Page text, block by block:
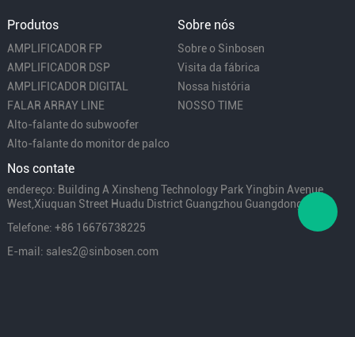
Produtos
AMPLIFICADOR FP
AMPLIFICADOR DSP
AMPLIFICADOR DIGITAL
FALAR ARRAY LINE
Alto-falante do subwoofer
Alto-falante do monitor de palco
Sobre nós
Sobre o Sinbosen
Visita da fábrica
Nossa história
NOSSO TIME
Nos contate
endereço: Building A Xinsheng Technology Park Yingbin Avenue
West,Xiuquan Street Huadu District Guangzhou Guangdong China
Telefone: +86 16676738225
E-mail: sales2@sinbosen.com